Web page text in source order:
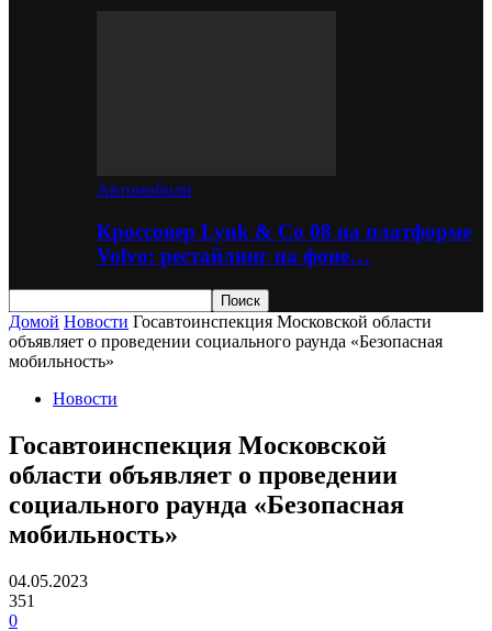
Автомобили
Кроссовер Lynk & Co 08 на платформе
Volvo: рестайлинг на фоне…
Домой Новости Госавтоинспекция Московской области
объявляет о проведении социального раунда «Безопасная
мобильность»
Новости
Госавтоинспекция Московской
области объявляет о проведении
социального раунда «Безопасная
мобильность»
04.05.2023
351
0